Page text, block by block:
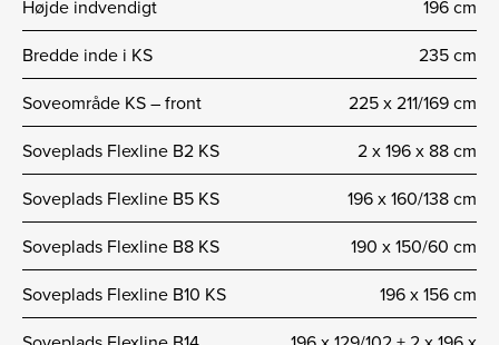
Højde indvendigt
196 cm
Bredde inde i KS
235 cm
Soveområde KS – front
225 x 211/169 cm
Soveplads Flexline B2 KS
2 x 196 x 88 cm
Soveplads Flexline B5 KS
196 x 160/138 cm
Soveplads Flexline B8 KS
190 x 150/60 cm
Soveplads Flexline B10 KS
196 x 156 cm